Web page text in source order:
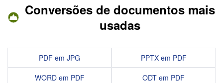
Conversões de documentos mais
usadas
PDF em JPG
WORD em PDF
PPTX em PDF
ODT em PDF